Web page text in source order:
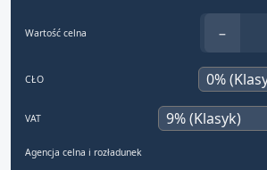
Wartość celna −
CŁO
VAT
Agencja celna i rozładunek